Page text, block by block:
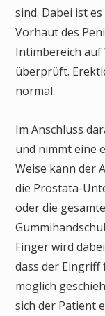
sind. Dabei ist
Vorhaut des
Intimbereich
überprüft.
normal.
Im Anschluss
und nimmt eine
Weise kann der
die Prostata-
oder die
Finger wird
dass der Eingriff
möglich
sich der Patient